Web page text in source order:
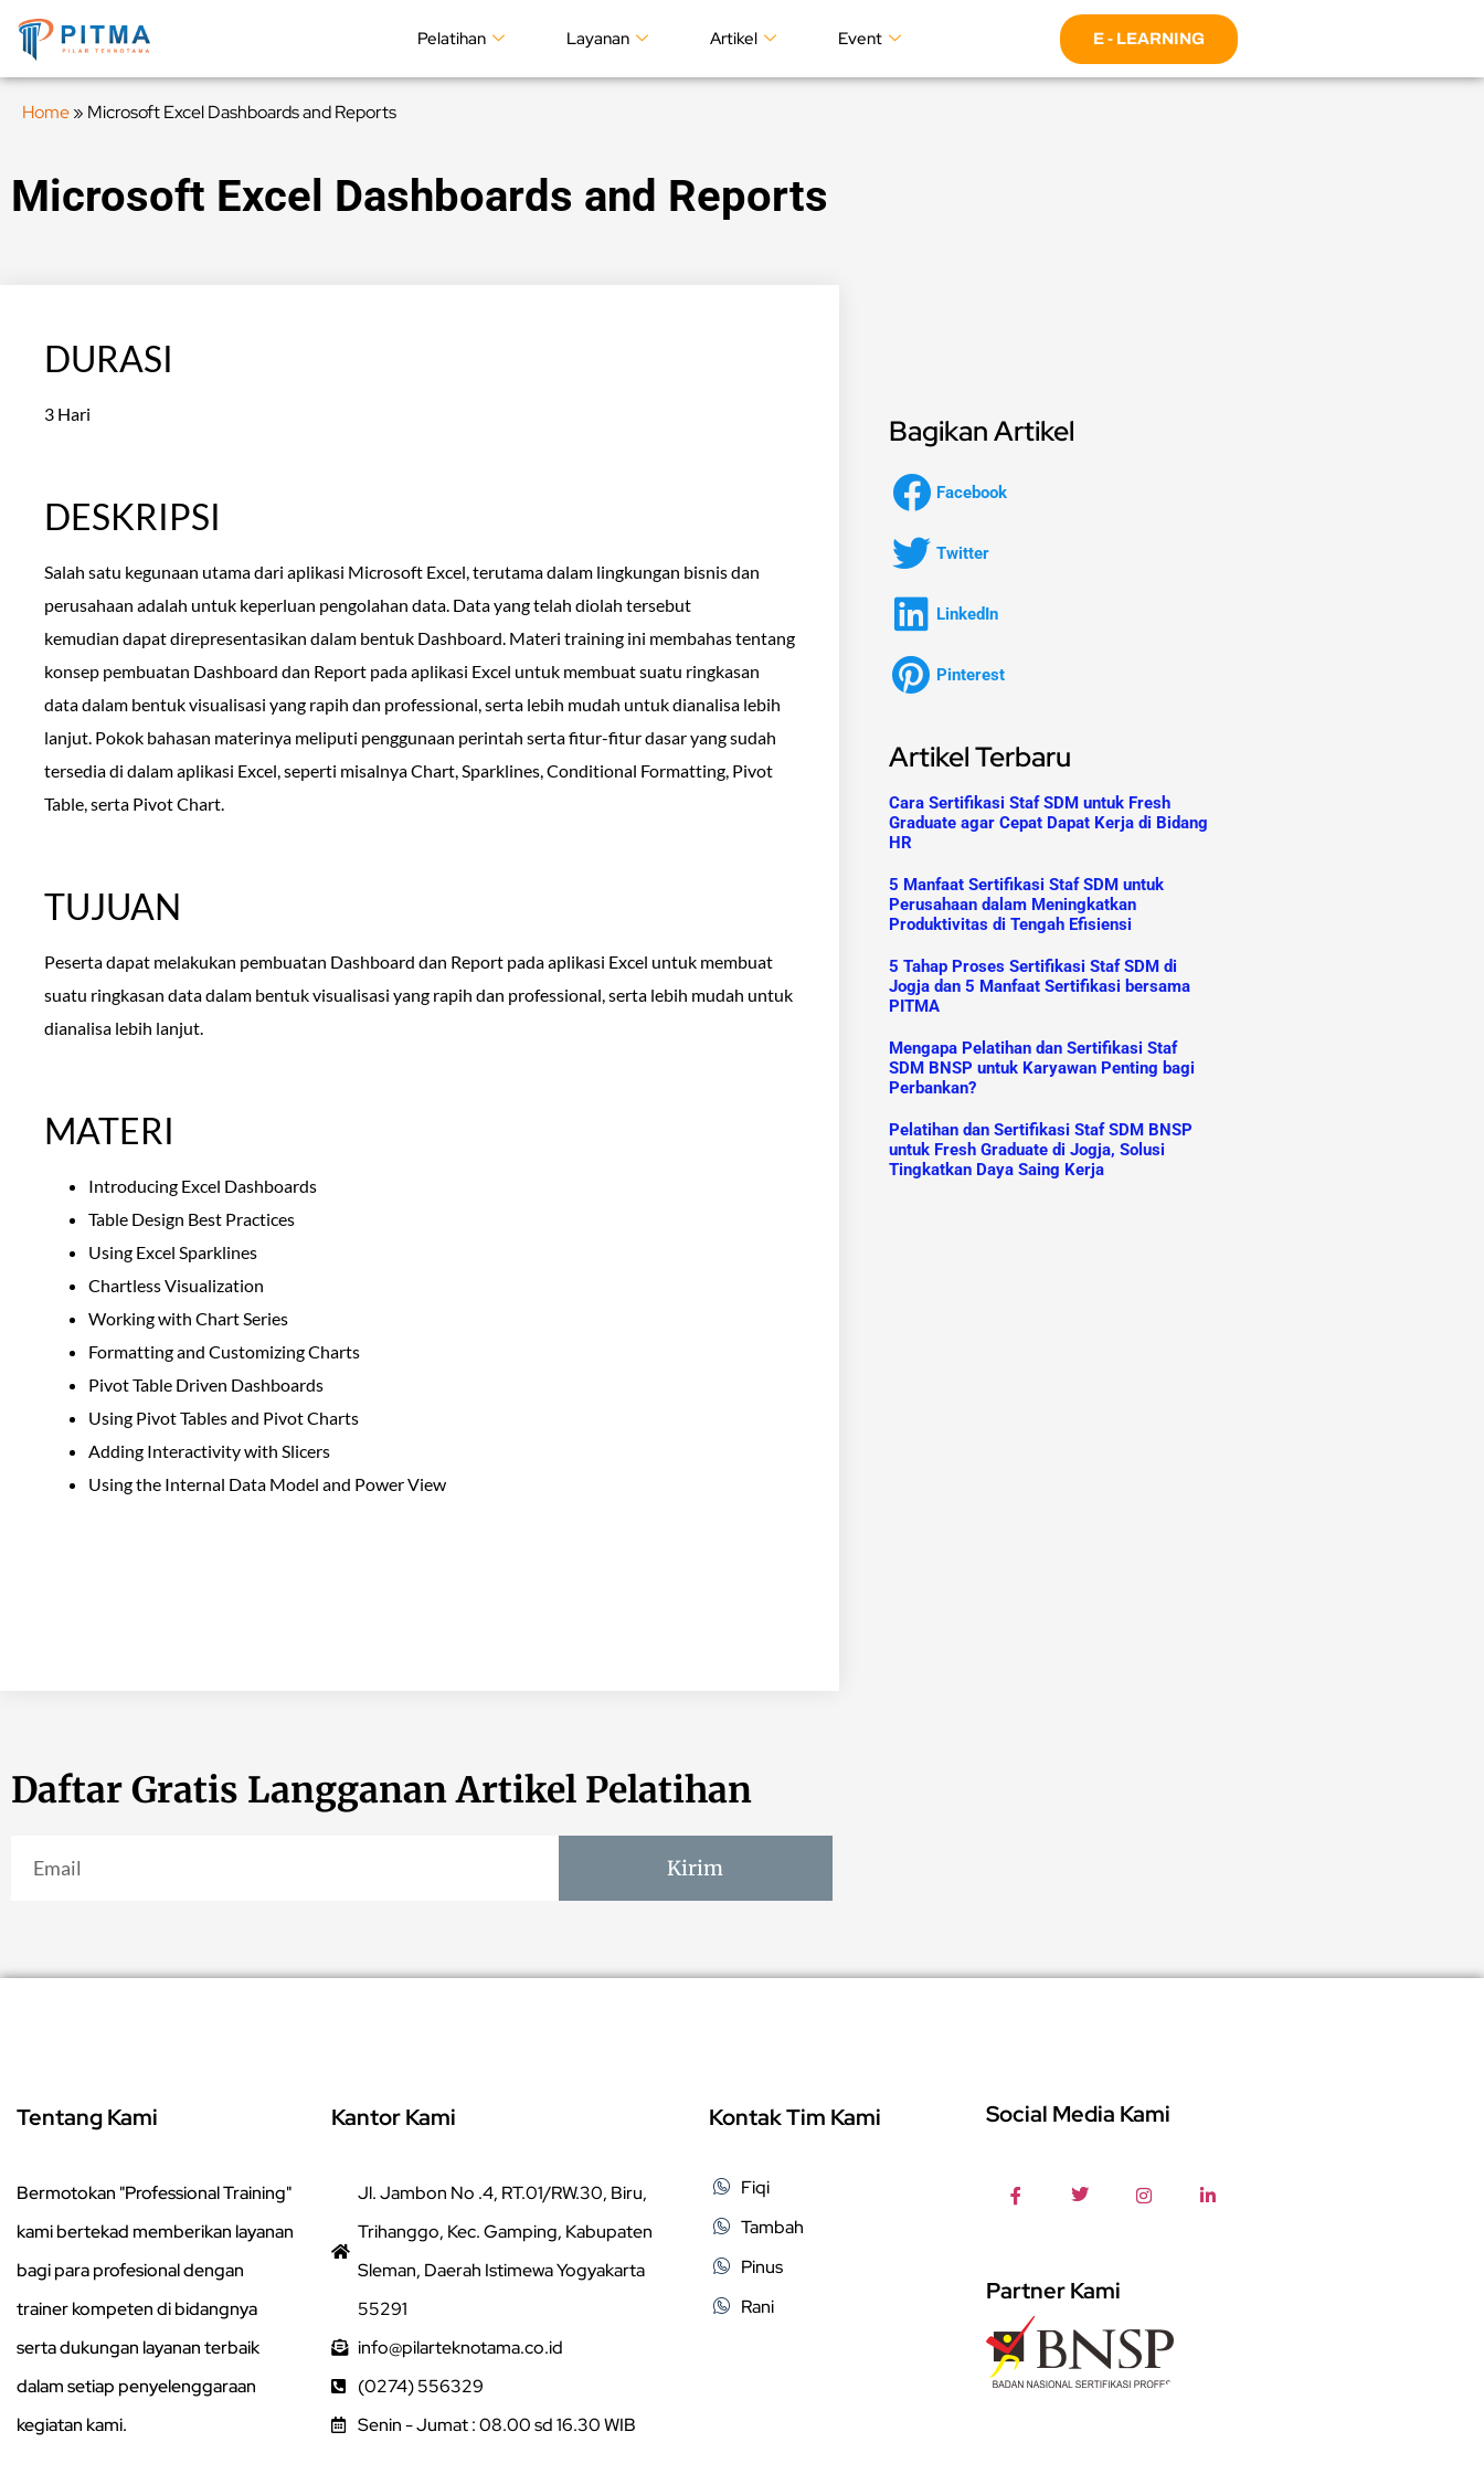
Pelatihan Layanan Artikel Event E - LEARNING
Home» Microsoft Excel Dashboards and Reports
Microsoft Excel Dashboards and Reports
DURASI
3 Hari
DESKRIPSI
Salah satu kegunaan utama dari aplikasi Microsoft Excel, terutama dalam lingkungan bisnis dan
perusahaan adalah untuk keperluan pengolahan data. Data yang telah diolah tersebut
kemudian dapat direpresentasikan dalam bentuk Dashboard. Materi training ini membahas tentang
konsep pembuatan Dashboard dan Report pada aplikasi Excel untuk membuat suatu ringkasan
data dalam bentuk visualisasi yang rapih dan professional, serta lebih mudah untuk dianalisa lebih
lanjut. Pokok bahasan materinya meliputi penggunaan perintah serta fitur-fitur dasar yang sudah
tersedia di dalam aplikasi Excel, seperti misalnya Chart, Sparklines, Conditional Formatting, Pivot
Table, serta Pivot Chart.
TUJUAN
Peserta dapat melakukan pembuatan Dashboard dan Report pada aplikasi Excel untuk membuat
suatu ringkasan data dalam bentuk visualisasi yang rapih dan professional, serta lebih mudah untuk
dianalisa lebih lanjut.
MATERI
Introducing Excel Dashboards
Table Design Best Practices
Using Excel Sparklines
Chartless Visualization
Working with Chart Series
Formatting and Customizing Charts
Pivot Table Driven Dashboards
Using Pivot Tables and Pivot Charts
Adding Interactivity with Slicers
Using the Internal Data Model and Power View
Bagikan Artikel
Facebook
Twitter
LinkedIn
Pinterest
Artikel Terbaru
Cara Sertifikasi Staf SDM untuk Fresh
Graduate agar Cepat Dapat Kerja di Bidang
HR
5 Manfaat Sertifikasi Staf SDM untuk
Perusahaan dalam Meningkatkan
Produktivitas di Tengah Efisiensi
5 Tahap Proses Sertifikasi Staf SDM di
Jogja dan 5 Manfaat Sertifikasi bersama
PITMA
Mengapa Pelatihan dan Sertifikasi Staf
SDM BNSP untuk Karyawan Penting bagi
Perbankan?
Pelatihan dan Sertifikasi Staf SDM BNSP
untuk Fresh Graduate di Jogja, Solusi
Tingkatkan Daya Saing Kerja
Daftar Gratis Langganan Artikel Pelatihan
Kirim
Tentang Kami
Bermotokan "Professional Training"
kami bertekad memberikan layanan
bagi para profesional dengan
trainer kompeten di bidangnya
serta dukungan layanan terbaik
dalam setiap penyelenggaraan
kegiatan kami.
Kantor Kami
Jl. Jambon No .4, RT.01/RW.30, Biru,
Trihanggo, Kec. Gamping, Kabupaten
Sleman, Daerah Istimewa Yogyakarta
55291
info@pilarteknotama.co.id
(0274) 556329
Senin - Jumat : 08.00 sd 16.30 WIB
Kontak Tim Kami
Fiqi
Tambah
Pinus
Rani
Social Media Kami
Partner Kami